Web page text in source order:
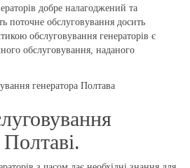
добре налагоджений та
поточне обслуговування досить
обслуговування генераторів є
обслуговування, наданого